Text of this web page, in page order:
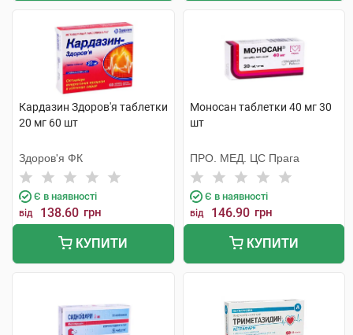
Кардазин Здоров'я таблетки
20 мг 60 шт
Здоров'я ФК
Є в наявності
від 138.60 грн
КУПИТИ
Моносан таблетки 40 мг 30
шт
ПРО. МЕД. ЦС Прага
Є в наявності
від 146.90 грн
КУПИТИ